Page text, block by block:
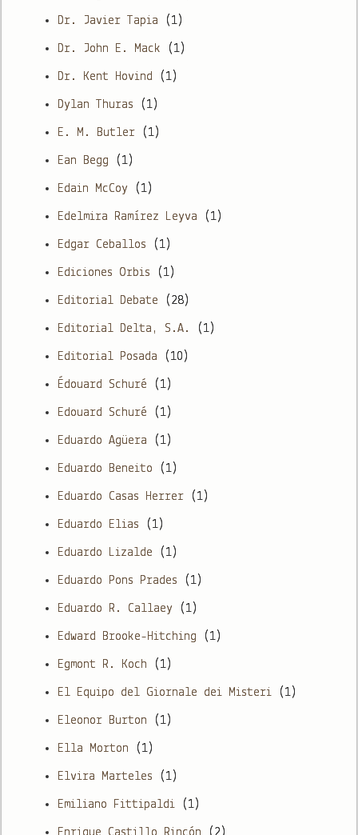
Dr. Javier Tapia (1)
Dr. John E. Mack (1)
Dr. Kent Hovind (1)
Dylan Thuras (1)
E. M. Butler (1)
Ean Begg (1)
Edain McCoy (1)
Edelmira Ramírez Leyva (1)
Edgar Ceballos (1)
Ediciones Orbis (1)
Editorial Debate (28)
Editorial Delta, S.A. (1)
Editorial Posada (10)
Édouard Schuré (1)
Edouard Schuré (1)
Eduardo Agüera (1)
Eduardo Beneito (1)
Eduardo Casas Herrer (1)
Eduardo Elias (1)
Eduardo Lizalde (1)
Eduardo Pons Prades (1)
Eduardo R. Callaey (1)
Edward Brooke-Hitching (1)
Egmont R. Koch (1)
El Equipo del Giornale dei Misteri (1)
Eleonor Burton (1)
Ella Morton (1)
Elvira Marteles (1)
Emiliano Fittipaldi (1)